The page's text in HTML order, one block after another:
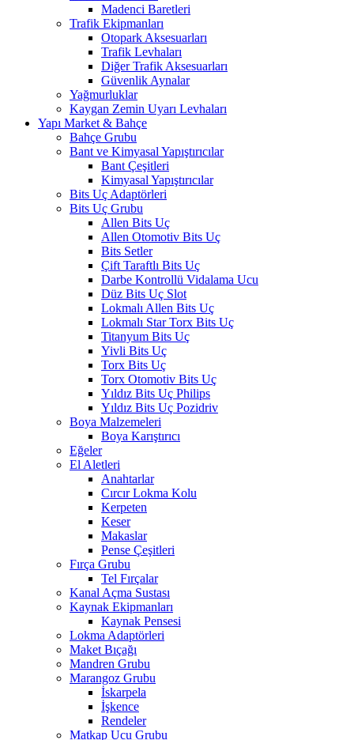
Madenci Baretleri
Trafik Ekipmanları
Otopark Aksesuarları
Trafik Levhaları
Diğer Trafik Aksesuarları
Güvenlik Aynalar
Yağmurluklar
Kaygan Zemin Uyarı Levhaları
Yapı Market & Bahçe
Bahçe Grubu
Bant ve Kimyasal Yapıştırıcılar
Bant Çeşitleri
Kimyasal Yapıştırıcılar
Bits Uç Adaptörleri
Bits Uç Grubu
Allen Bits Uç
Allen Otomotiv Bits Uç
Bits Setler
Çift Taraftlı Bits Uç
Darbe Kontrollü Vidalama Ucu
Düz Bits Uç Slot
Lokmalı Allen Bits Uç
Lokmalı Star Torx Bits Uç
Titanyum Bits Uç
Yivli Bits Uç
Torx Bits Uç
Torx Otomotiv Bits Uç
Yıldız Bits Uç Philips
Yıldız Bits Uç Pozidriv
Boya Malzemeleri
Boya Karıştırıcı
Eğeler
El Aletleri
Anahtarlar
Cırcır Lokma Kolu
Kerpeten
Keser
Makaslar
Pense Çeşitleri
Fırça Grubu
Tel Fırçalar
Kanal Açma Sustası
Kaynak Ekipmanları
Kaynak Pensesi
Lokma Adaptörleri
Maket Bıçağı
Mandren Grubu
Marangoz Grubu
İskarpela
İşkence
Rendeler
Matkap Ucu Grubu